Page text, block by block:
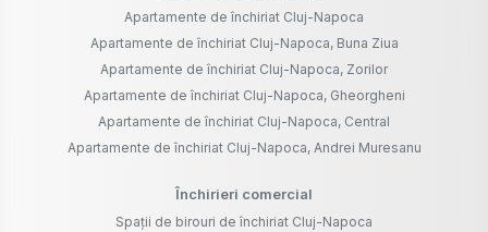
Apartamente de închiriat Cluj-Napoca
Apartamente de închiriat Cluj-Napoca, Buna Ziua
Apartamente de închiriat Cluj-Napoca, Zorilor
Apartamente de închiriat Cluj-Napoca, Gheorgheni
Apartamente de închiriat Cluj-Napoca, Central
Apartamente de închiriat Cluj-Napoca, Andrei Muresanu
Închirieri comercial
Spații de birouri de închiriat Cluj-Napoca